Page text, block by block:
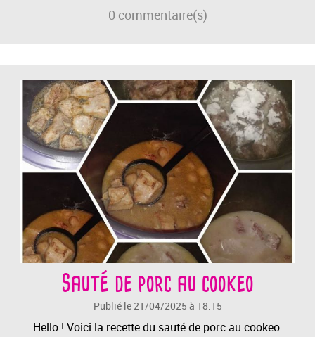
0 commentaire(s)
Sauté de porc au cookeo
Publié le 21/04/2025 à 18:15
Hello ! Voici la recette du sauté de porc au cookeo